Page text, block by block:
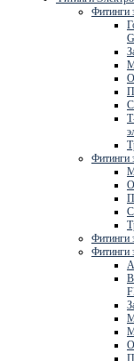
Фитинги
Фитинги
Фитинги
Фитинги